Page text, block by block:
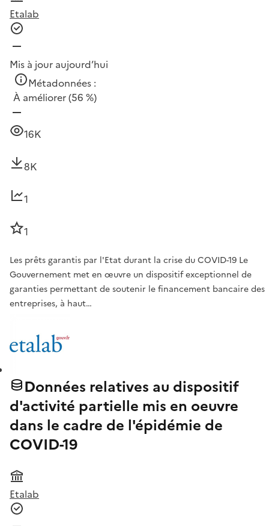
Etalab
Mis à jour aujourd’hui
Métadonnées :
À améliorer(56 %)
16K
8K
1
1
Les prêts garantis par l'Etat durant la crise du COVID-19 Le
Gouvernement met en œuvre un dispositif exceptionnel de
garanties permettant de soutenir le financement bancaire des
entreprises, à haut…
Données relatives au dispositif
d'activité partielle mis en oeuvre
dans le cadre de l'épidémie de
COVID-19
Etalab